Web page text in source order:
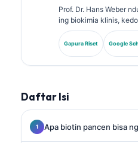
Prof. Dr. Hans Weber
ing biokimia klinis,
biomarker. Mantan
Clinical Chemistry,
panel diagnostik,
Gapura Riset Google
Daftar Isi
Apa biotin pancen bisa